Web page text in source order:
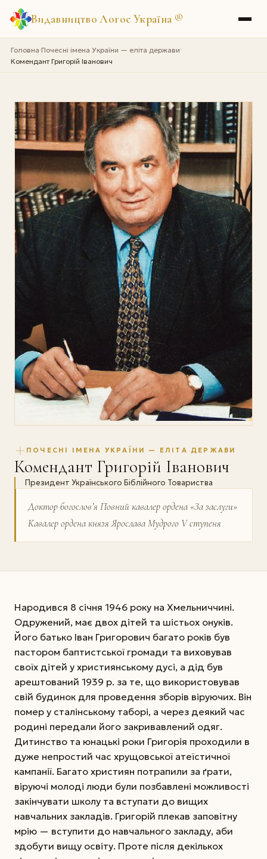
Видавництво Логос Україна ®
Головна›Почесні імена України — еліта держави›
Комендант Григорій Іванович
ПОЧЕСНІ ІМЕНА УКРАЇНИ — ЕЛІТА ДЕРЖАВИ
Комендант Григорій Іванович
Президент Українського Біблійного Товариства
Доктор богослов’я Повний кавалер ордена «За заслуги»
Кавалер ордена князя Ярослава Мудрого V ступеня
Народився 8 січня 1946 року на Хмельниччині.
Одружений, має двох дітей та шістьох онуків.
Його батько Іван Григорович багато років був
пастором баптистської громади та виховував
своїх дітей у християнському дусі, а дід був
арештований 1939 р. за те, що використовував
свій будинок для проведення зборів віруючих. Він
помер у сталінському таборі, а через деякий час
родині передали його закривавлений одяг.
Дитинство та юнацькі роки Григорія проходили в
дуже непростий час хрущовської атеїстичної
кампанії. Багато християн потрапили за ґрати,
віруючі молоді люди були позбавлені можливості
закінчувати школу та вступати до вищих
навчальних закладів. Григорій плекав заповітну
мрію — вступити до навчального закладу, аби
здобути вищу освіту. Проте після декількох